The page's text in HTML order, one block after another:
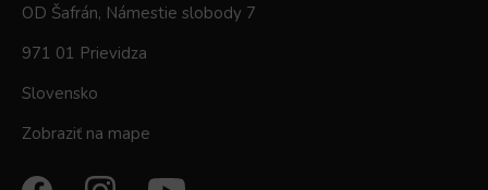
OD Šafrán, Námestie slobody 7
971 01 Prievidza
Slovensko
Zobraziť na mape